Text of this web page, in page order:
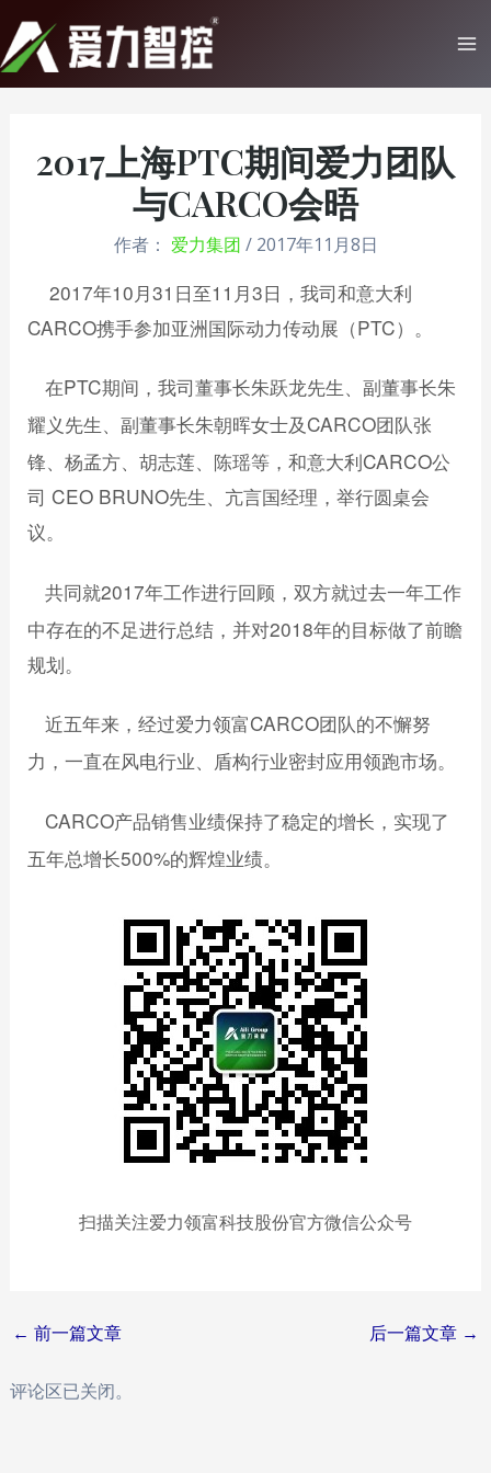
至
内
2017上海PTC期间爱力团队
与CARCO会晤
作者： 爱力集团 / 2017年11月8日
2017年10月31 日至11 月3日，我司和意大利
CARCO携手参加亚洲国际动力传动展（PTC）。
在PTC期间，我司董事长朱跃龙先生 、副董事长朱
耀义 先生 、副董事长朱朝晖女士及CARCO团队张
锋、杨孟方、胡志莲、陈瑶等，和意大利CARCO公
司 CEO BRUNO先生、亢言国经理，举行圆桌会
议。
共同就2017年工作进行回顾，双方就过去一年工作
中存在的不足进行总结，并对2018年的目标做了前瞻
规划。
近五年来，经过爱力领富CARCO团队的不懈努
力，一直在风电行业、盾构行业密封应用领跑市场。
CARCO产品销售业绩保持了稳定的增长，实现了
五年总增长500%的辉煌业绩。
扫描关注爱力领富科技股份官方微信公众号
Post
← 前一篇文章 后一篇文章 →
评论区已关闭。